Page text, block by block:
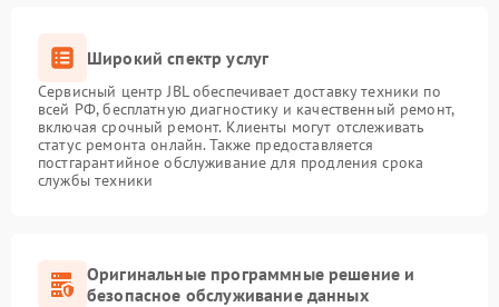
Широкий спектр услуг
Сервисный центр JBL обеспечивает доставку техники по
всей РФ, бесплатную диагностику и качественный ремонт,
включая срочный ремонт. Клиенты могут отслеживать
статус ремонта онлайн. Также предоставляется
постгарантийное обслуживание для продления срока
службы техники
Оригинальные программные решение и
безопасное обслуживание данных